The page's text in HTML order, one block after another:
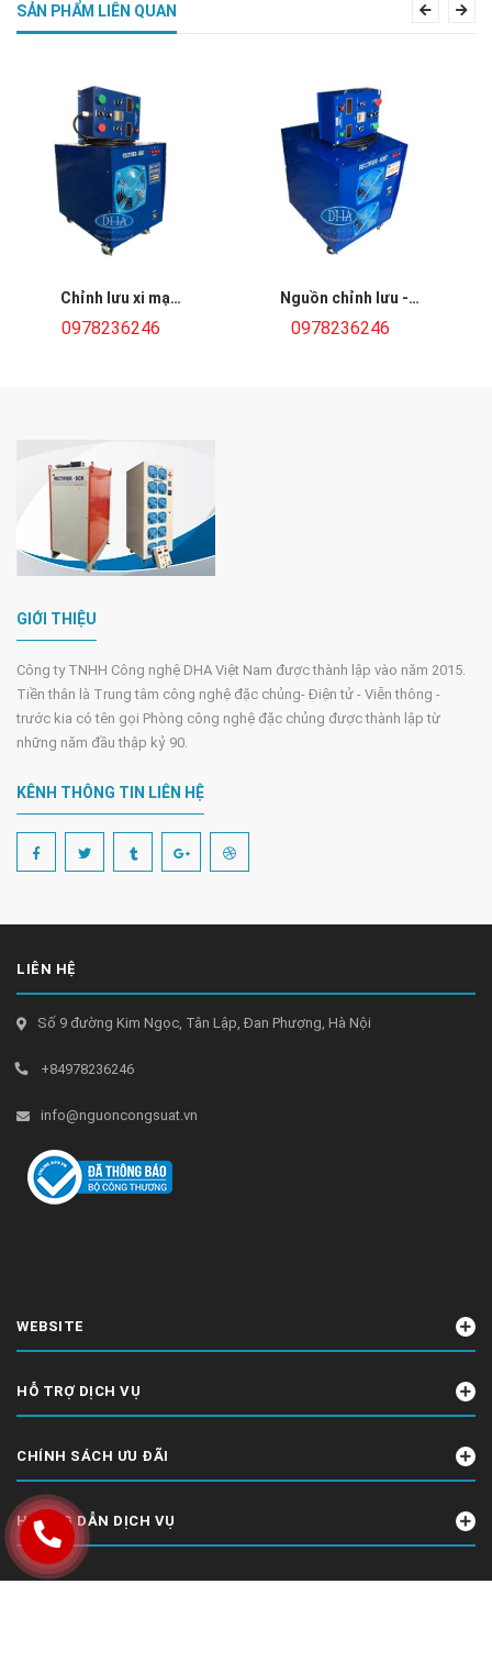
SẢN PHẨM LIÊN QUAN Previous
Chỉnh lưu xi mạ
12V500A
0978236246
Nguồn chỉnh lưu -
RECTIFIER 12V 1500A
0978236246
GIỚI THIỆU
Công ty TNHH Công nghệ DHA Việt Nam được thành lập vào năm 2015.
Tiền thân là Trung tâm công nghệ đặc chủng- Điện tử - Viễn thông -
trước kia có tên gọi Phòng công nghệ đặc chủng được thành lập từ
những năm đầu thập kỷ 90.
KÊNH THÔNG TIN LIÊN HỆ
LIÊN HỆ
Số 9 đường Kim Ngọc, Tân Lập, Đan Phượng, Hà Nội
+84978236246
info@nguoncongsuat.vn
WEBSITE
HỖ TRỢ DỊCH VỤ
CHÍNH SÁCH ƯU ĐÃI
HƯỚNG DẪN DỊCH VỤ